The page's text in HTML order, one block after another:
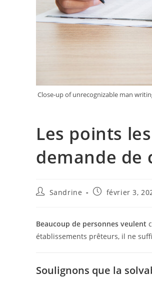
Close-up of unrecognizable man
Les points
demande de
Auteur/autrice
publication :
Sandrine
Publication
février 3,
Beaucoup de personnes veulent
établissements prêteurs, il ne
Soulignons que la